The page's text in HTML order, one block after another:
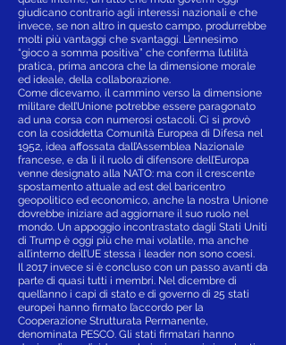
giudicano contrario agli interessi nazionali e che
invece, se non altro in questo campo, produrrebbe
molti più vantaggi che svantaggi. L’ennesimo
“gioco a somma positiva” che conferma l’utilità
pratica, prima ancora che la dimensione morale
ed ideale, della collaborazione.
Come dicevamo, il cammino verso la dimensione
militare dell’Unione potrebbe essere paragonato
ad una corsa con numerosi ostacoli. Ci si provò
con la cosiddetta Comunità Europea di Difesa nel
1952, idea affossata dall’Assemblea Nazionale
francese, e da lì il ruolo di difensore dell’Europa
venne designato alla NATO: ma con il crescente
spostamento attuale ad est del baricentro
geopolitico ed economico, anche la nostra Unione
dovrebbe iniziare ad aggiornare il suo ruolo nel
mondo. Un appoggio incontrastato dagli Stati Uniti
di Trump è oggi più che mai volatile, ma anche
all’interno dell’UE stessa i leader non sono coesi.
Il 2017 invece si è concluso con un passo avanti da
parte di quasi tutti i membri. Nel dicembre di
quell’anno i capi di stato e di governo di 25 stati
europei hanno firmato l’accordo per la
Cooperazione Strutturata Permanente,
denominata PESCO. Gli stati firmatari hanno